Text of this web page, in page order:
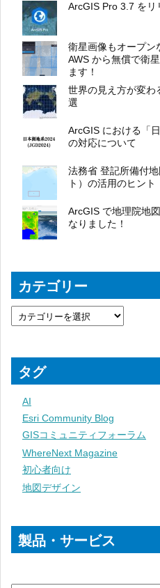
ArcGIS Pro 3.7 をリ
衛星画像もオープ
AWS から無償で衛
ます！
世界の見え方が変わ
選
ArcGIS における「
の対応について
法務省 登記所備付
ト）の活用のヒント
ArcGIS で地理院地
なりました！
カテゴリー
タグ
AI
Esri Community Blog
GISコミュニティフォーラム
WhereNext Magazine
初心者向け
地図デザイン
製品・サービス